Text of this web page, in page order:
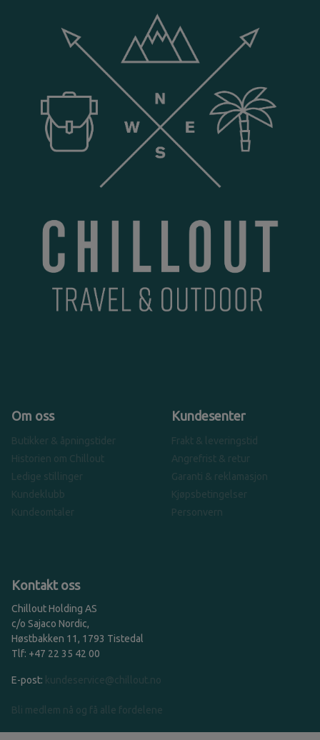
Om oss
Butikker & åpningstider
Historien om Chillout
Ledige stillinger
Kundeklubb
Kundeomtaler
Kundesenter
Frakt & leveringstid
Angrefrist & retur
Garanti & reklamasjon
Kjøpsbetingelser
Personvern
Kontakt oss
Chillout Holding AS
c/o Sajaco Nordic,
Høstbakken 11, 1793 Tistedal
Tlf: +47 22 35 42 00
E-post: kundeservice@chillout.no
Bli medlem nå og få alle fordelene